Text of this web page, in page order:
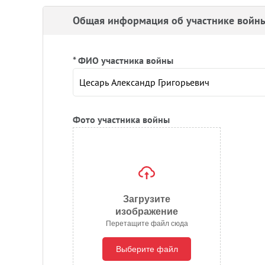
Общая информация об участнике
* ФИО участника войны
Фото участника войны
Загрузите
изображение
Перетащите файл сюда